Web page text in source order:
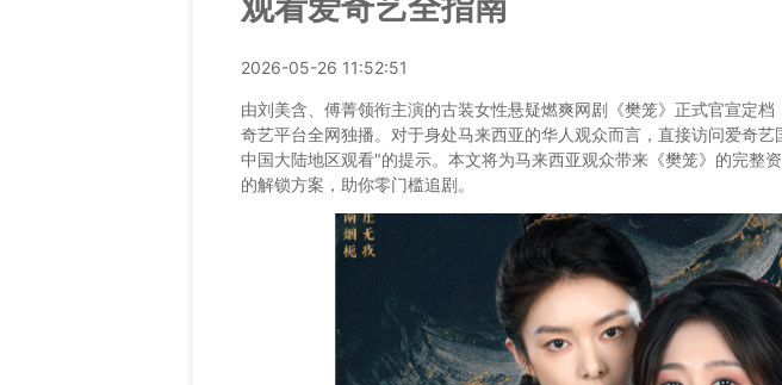
2026-05-26 11:52:51
由刘美含、傅菁领衔主演的古装女性悬疑燃爽网剧《樊笼》正式官宣定
奇艺平台全网独播。对于身处马来西亚的华人观众而言，直接访问爱奇
中国大陆地区观看"的提示。本文将为马来西亚观众带来《樊笼》的完整
的解锁方案，助你零门槛追剧。